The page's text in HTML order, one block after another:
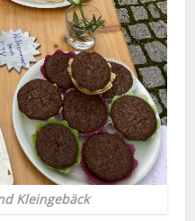
Kleingebäck